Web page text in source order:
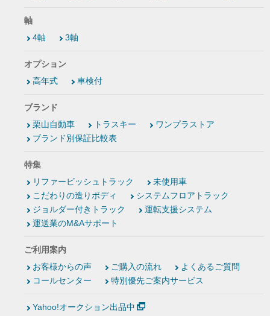
軸
4軸
3軸
オプション
高年式
車検付
ブランド
栗山自動車
トラスキー
ワンプラストア
ブランド別保証比較表
特集
リファービッシュトラック
未使用車
こだわりの造りボディ
システムフロアトラック
ジョルダー付きトラック
運転支援システム
運送業のM&Aサポート
ご利用案内
お客様からの声
ご購入の流れ
よくあるご質問
コールセンター
特別優先ご案内サービス
Yahoo!オークション出品中